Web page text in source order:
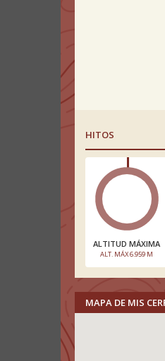
HITOS
ALTITUD MÁXIMA
ALT. MÁX 6.959 M
MAPA DE MIS